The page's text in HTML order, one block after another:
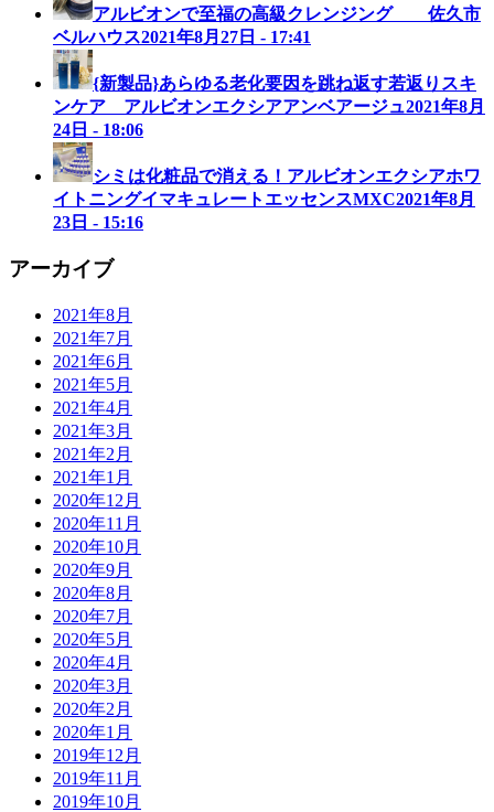
アルビオンで至福の高級クレンジング 佐久市
ベルハウス2021年8月27日 - 17:41
{新製品}あらゆる老化要因を跳ね返す若返りスキ
ンケア アルビオンエクシアアンベアージュ2021年8月
24日 - 18:06
シミは化粧品で消える！アルビオンエクシアホワ
イトニングイマキュレートエッセンスMXC2021年8月
23日 - 15:16
アーカイブ
2021年8月
2021年7月
2021年6月
2021年5月
2021年4月
2021年3月
2021年2月
2021年1月
2020年12月
2020年11月
2020年10月
2020年9月
2020年8月
2020年7月
2020年5月
2020年4月
2020年3月
2020年2月
2020年1月
2019年12月
2019年11月
2019年10月